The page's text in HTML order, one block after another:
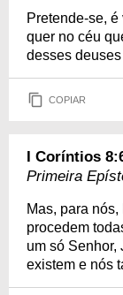
Pretende-se,
quer no céu
desses
COPIAR
I Coríntios
Primeira
Mas, para
procedem
um só Senhor,
existem e nós